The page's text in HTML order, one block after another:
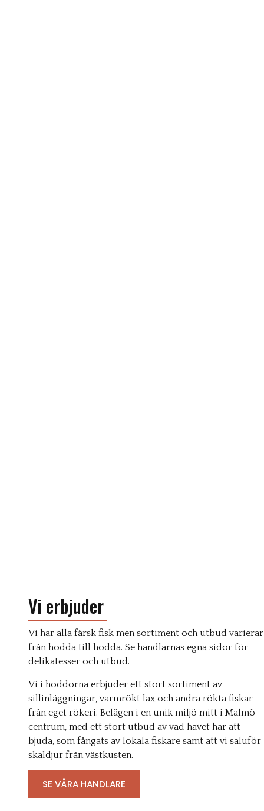
Vi erbjuder
Vi har alla färsk fisk men sortiment och utbud varierar
från hodda till hodda. Se handlarnas egna sidor för
delikatesser och utbud.
Vi i hoddorna erbjuder ett stort sortiment av
sillinläggningar, varmrökt lax och andra rökta fiskar
från eget rökeri. Belägen i en unik miljö mitt i Malmö
centrum, med ett stort utbud av vad havet har att
bjuda, som fångats av lokala fiskare samt att vi saluför
skaldjur från västkusten.
SE VÅRA HANDLARE